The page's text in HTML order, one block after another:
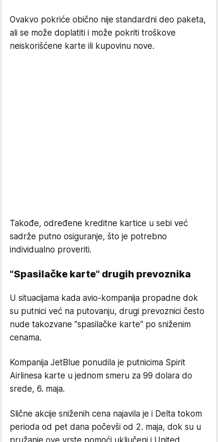
Ovakvo pokriće obično nije standardni deo paketa,
ali se može doplatiti i može pokriti troškove
neiskorišćene karte ili kupovinu nove.
Takođe, određene kreditne kartice u sebi već
sadrže putno osiguranje, što je potrebno
individualno proveriti.
"Spasilačke karte" drugih prevoznika
U situacijama kada avio-kompanija propadne dok
su putnici već na putovanju, drugi prevoznici često
nude takozvane "spasilačke karte“ po sniženim
cenama.
Kompanija JetBlue ponudila je putnicima Spirit
Airlinesa karte u jednom smeru za 99 dolara do
srede, 6. maja.
Slične akcije sniženih cena najavila je i Delta tokom
perioda od pet dana počevši od 2. maja, dok su u
pružanje ove vrste pomoći uključeni i United